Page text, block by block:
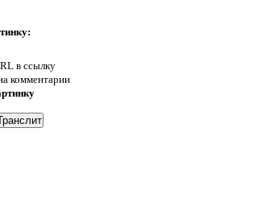
в ссылку
комментарии